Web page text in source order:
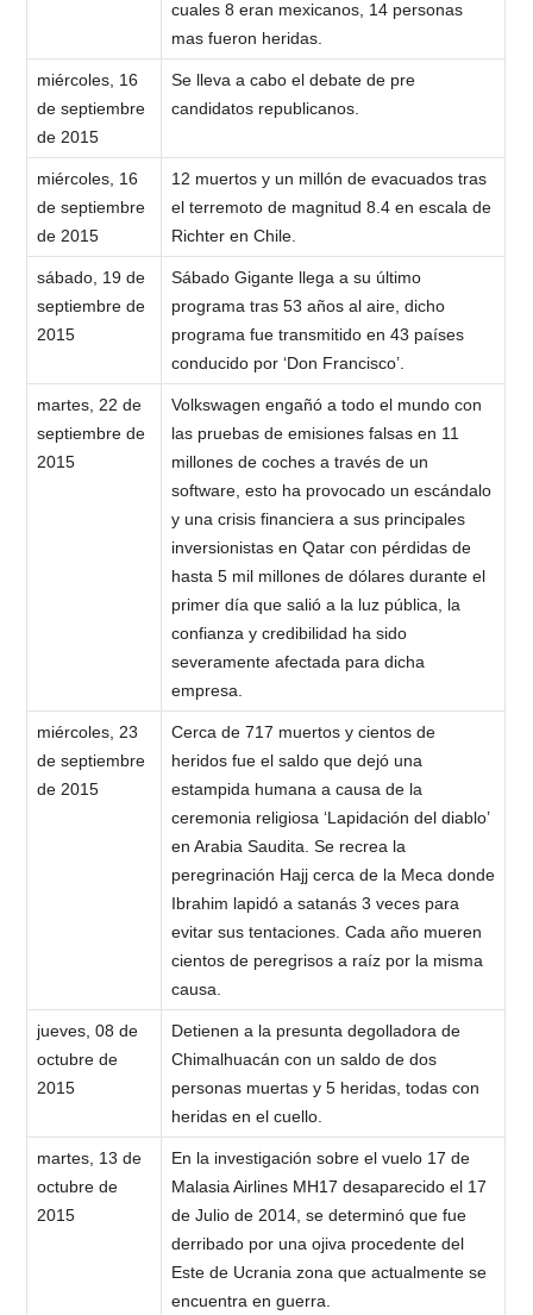
cuales 8 eran mexicanos, 14 personas
mas fueron heridas.
miércoles, 16
de septiembre
de 2015
Se lleva a cabo el debate de pre
candidatos republicanos.
miércoles, 16
de septiembre
de 2015
12 muertos y un millón de evacuados tras
el terremoto de magnitud 8.4 en escala de
Richter en Chile.
sábado, 19 de
septiembre de
2015
Sábado Gigante llega a su último
programa tras 53 años al aire, dicho
programa fue transmitido en 43 países
conducido por ‘Don Francisco’.
martes, 22 de
septiembre de
2015
Volkswagen engañó a todo el mundo con
las pruebas de emisiones falsas en 11
millones de coches a través de un
software, esto ha provocado un escándalo
y una crisis financiera a sus principales
inversionistas en Qatar con pérdidas de
hasta 5 mil millones de dólares durante el
primer día que salió a la luz pública, la
confianza y credibilidad ha sido
severamente afectada para dicha
empresa.
miércoles, 23
de septiembre
de 2015
Cerca de 717 muertos y cientos de
heridos fue el saldo que dejó una
estampida humana a causa de la
ceremonia religiosa ‘Lapidación del diablo’
en Arabia Saudita. Se recrea la
peregrinación Hajj cerca de la Meca donde
Ibrahim lapidó a satanás 3 veces para
evitar sus tentaciones. Cada año mueren
cientos de peregrisos a raíz por la misma
causa.
jueves, 08 de
octubre de
2015
Detienen a la presunta degolladora de
Chimalhuacán con un saldo de dos
personas muertas y 5 heridas, todas con
heridas en el cuello.
martes, 13 de
octubre de
2015
En la investigación sobre el vuelo 17 de
Malasia Airlines MH17 desaparecido el 17
de Julio de 2014, se determinó que fue
derribado por una ojiva procedente del
Este de Ucrania zona que actualmente se
encuentra en guerra.